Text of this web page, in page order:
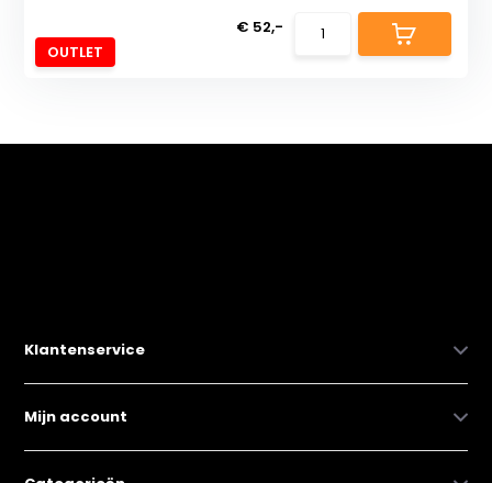
OUTLET
€ 52,-
Klantenservice
Mijn account